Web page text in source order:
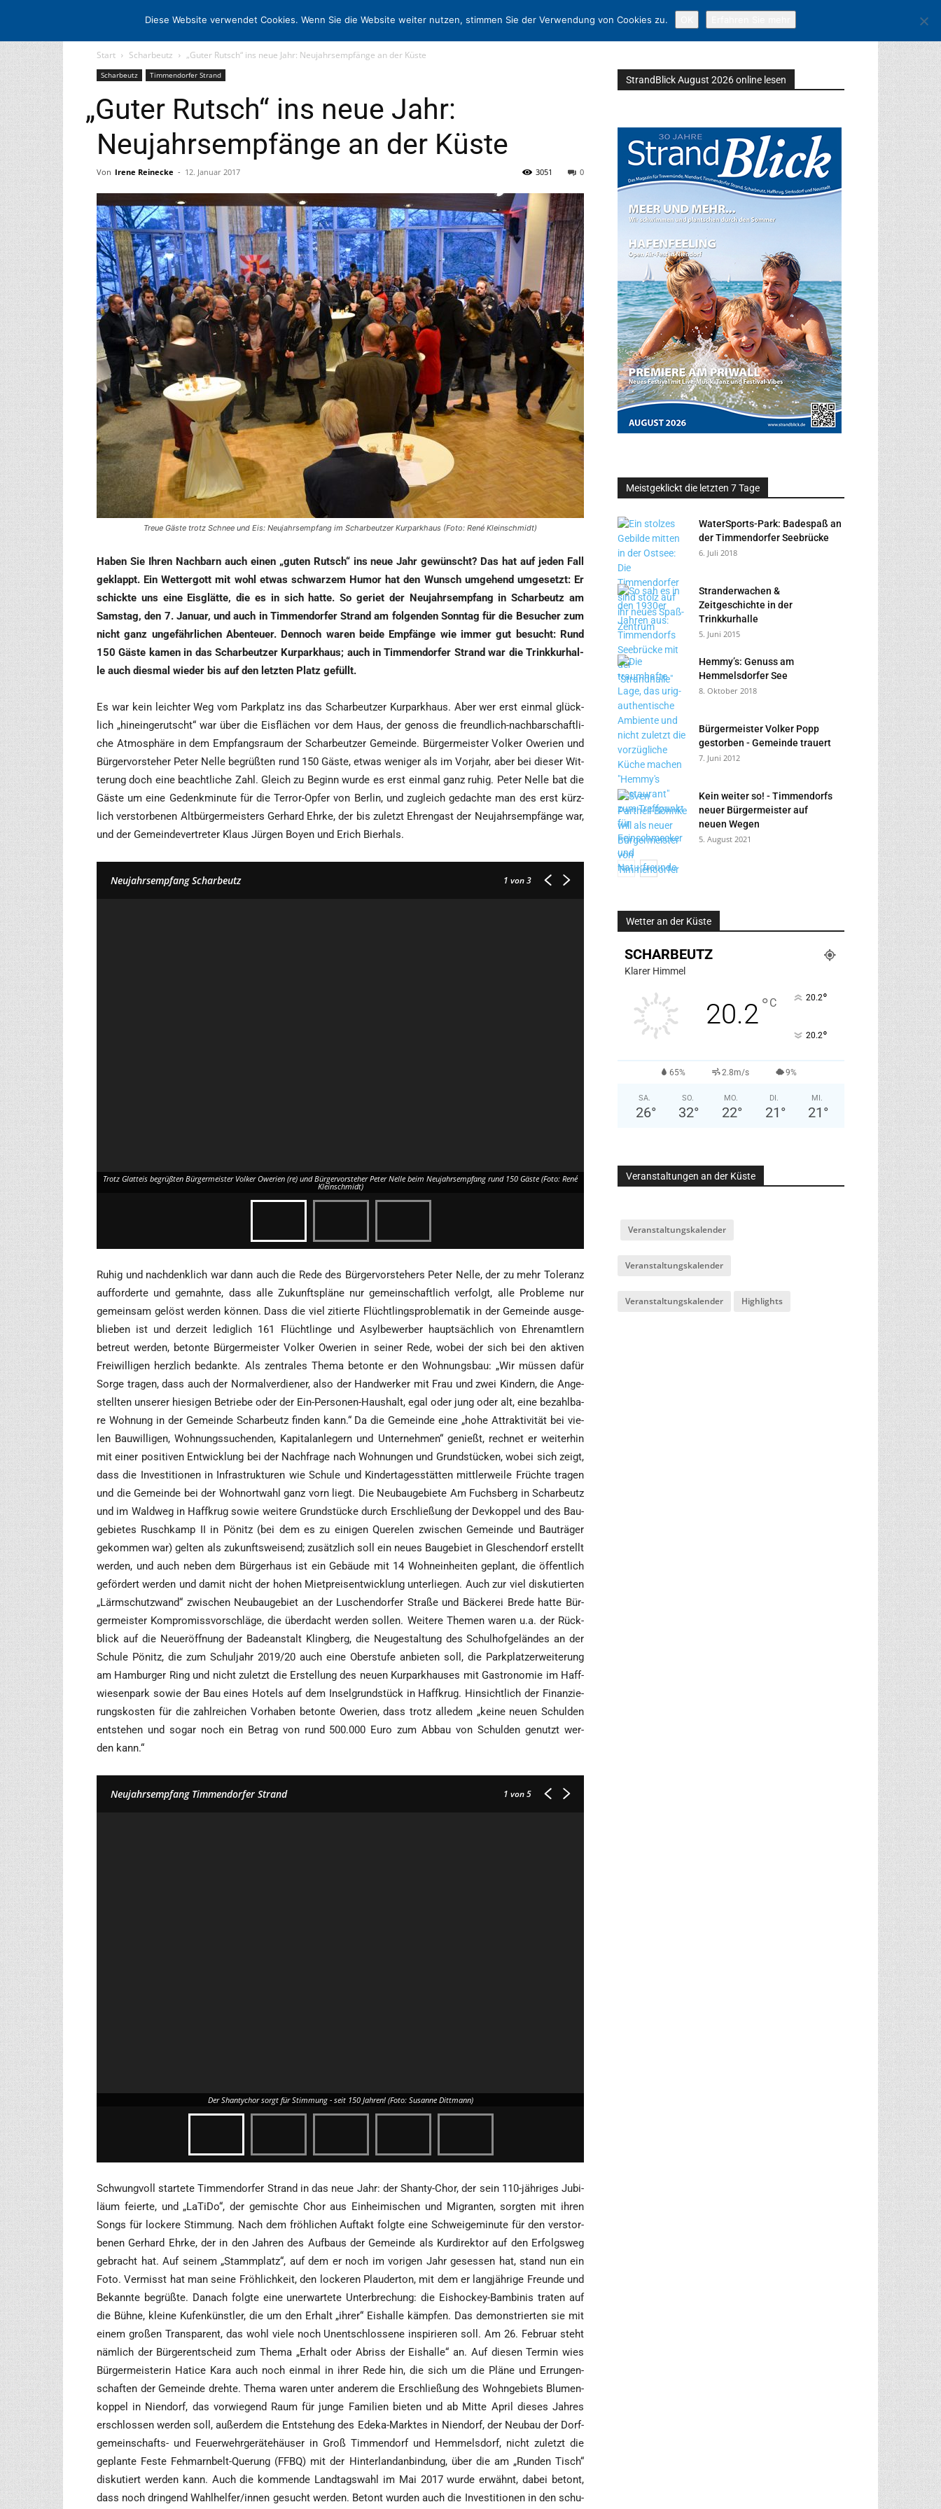
STARTSEITE ARCHIV MEDIADATEN KONTAKT
Start Scharbeutz „Guter Rutsch“ ins neue Jahr: Neujahrsempfänge an der Küste
Scharbeutz Timmendorfer Strand
„Guter Rutsch“ ins neue Jahr:
Neujahrsempfänge an der Küste
Von Irene Reinecke - 12. Januar 2017 0
3051
Treue Gäste trotz Schnee und Eis: Neujahrsempfang im Scharbeutzer Kurparkhaus (Foto: René Kleinschmidt)
Haben Sie Ihren Nach­barn auch einen „guten Rutsch“ ins neue Jahr gewünscht? Das hat auf jeden Fall
geklappt. Ein Wet­ter­gott mit wohl etwas schwar­zem Humor hat den Wunsch umge­hend umge­setzt: Er
schick­te uns eine Eis­glät­te, die es in sich hat­te. So geriet der Neu­jahrs­emp­fang in Schar­beutz am
Sams­tag, den 7. Janu­ar, und auch in Tim­men­dor­fer Strand am fol­gen­den Sonn­tag für die Besu­cher zum
nicht ganz unge­fähr­li­chen Aben­teu­er. Den­noch waren bei­de Emp­fän­ge wie immer gut besucht: Rund
150 Gäs­te kamen in das Schar­beut­zer Kur­park­haus; auch in Tim­men­dor­fer Strand war die Trink­kur­hal­
le auch dies­mal wie­der bis auf den letz­ten Platz gefüllt.
Es war kein leich­ter Weg vom Park­platz ins das Schar­beut­zer Kur­park­haus. Aber wer erst ein­mal glück­
lich „hin­ein­ge­rutscht“ war über die Eis­flä­chen vor dem Haus, der genoss die freund­lich-nach­bar­schaft­li­
che Atmo­sphä­re in dem Emp­fangs­raum der Schar­beut­zer Gemein­de. Bür­ger­meis­ter Vol­ker Owe­ri­en und
Bür­ger­vor­ste­her Peter Nel­le begrüß­ten rund 150 Gäs­te, etwas weni­ger als im Vor­jahr, aber bei die­ser Wit­
te­rung doch eine beacht­li­che Zahl. Gleich zu Beginn wur­de es erst ein­mal ganz ruhig. Peter Nel­le bat die
Gäs­te um eine Gedenk­mi­nu­te für die Ter­ror-Opfer von Ber­lin, und zugleich gedach­te man des erst kürz­
lich ver­stor­be­nen Alt­bür­ger­meis­ters Ger­hard Ehr­ke, der bis zuletzt Ehren­gast der Neu­jahrs­emp­fän­ge war,
und der Gemein­de­ver­tre­ter Klaus Jür­gen Boy­en und Erich Bierhals.
Neu­jahrs­emp­fang Scharbeutz 1 von 3
Trotz Glatt­eis begrüß­ten Bür­ger­meis­ter Vol­ker Owe­ri­en (re) und Bür­ger­vor­ste­her Peter Nel­le beim Neu­jahrs­emp­fang rund 150 Gäs­te (Foto: René
Kleinschmidt) Das Kay-Wei­de­mann-Trio sorg­te beim Neu­jahrs­emp­fang für den musi­ka­li­schen Rah­men
Ruhig und nach­denk­lich war dann auch die Rede des Bür­ger­vor­ste­hers Peter Nel­le, der zu mehr Tole­ranz
auf­for­der­te und gemahn­te, dass alle Zukunfts­plä­ne nur gemein­schaft­lich ver­folgt, alle Pro­ble­me nur
gemein­sam gelöst wer­den kön­nen. Dass die viel zitier­te Flücht­lings­pro­ble­ma­tik in der Gemein­de aus­ge­
blie­ben ist und der­zeit ledig­lich 161 Flücht­lin­ge und Asyl­be­wer­ber haupt­säch­lich von Ehren­amt­lern
betreut wer­den, beton­te Bür­ger­meis­ter Vol­ker Owe­ri­en in sei­ner Rede, wobei der sich bei den akti­ven
Frei­wil­li­gen herz­lich bedank­te. Als zen­tra­les The­ma beton­te er den Woh­nungs­bau: „Wir müs­sen dafür
Sor­ge tra­gen, dass auch der Nor­mal­ver­die­ner, also der Hand­wer­ker mit Frau und zwei Kin­dern, die Ange­
stell­ten unse­rer hie­si­gen Betrie­be oder der Ein-Per­so­nen-Haus­halt, egal oder jung oder alt, eine bezahl­ba­
re Woh­nung in der Gemein­de Schar­beutz fin­den kann.“ Da die Gemein­de eine „hohe Attrak­ti­vi­tät bei vie­
len Bau­wil­li­gen, Woh­nungs­su­chen­den, Kapi­tal­an­le­gern und Unter­neh­men“ genießt, rech­net er wei­ter­hin
mit einer posi­ti­ven Ent­wick­lung bei der Nach­fra­ge nach Woh­nun­gen und Grund­stü­cken, wobei sich zeigt,
dass die Inves­ti­tio­nen in Infra­struk­tu­ren wie Schu­le und Kin­der­ta­ges­stät­ten mitt­ler­wei­le Früch­te tra­gen
und die Gemein­de bei der Wohn­ort­wahl ganz vorn liegt. Die Neu­bau­ge­bie­te Am Fuchs­berg in Schar­beutz
und im Wald­weg in Haff­krug sowie wei­te­re Grund­stü­cke durch Erschlie­ßung der Dev­kop­pel und des Bau­
ge­bie­tes Rusch­kamp II in Pönitz (bei dem es zu eini­gen Que­re­len zwi­schen Gemein­de und Bau­trä­ger
gekom­men war) gel­ten als zukunfts­wei­send; zusätz­lich soll ein neu­es Bau­ge­biet in Gle­schen­dorf erstellt
wer­den, und auch neben dem Bür­ger­haus ist ein Gebäu­de mit 14 Wohn­ein­hei­ten geplant, die öffent­lich
geför­dert wer­den und damit nicht der hohen Miet­preis­ent­wick­lung unter­lie­gen. Auch zur viel dis­ku­tier­ten
„Lärm­schutz­wand“ zwi­schen Neu­bau­ge­biet an der Luschen­dor­fer Stra­ße und Bäcke­rei Bre­de hat­te Bür­
ger­meis­ter Kom­pro­miss­vor­schlä­ge, die über­dacht wer­den sol­len. Wei­te­re The­men waren u.a. der Rück­
blick auf die Neu­eröff­nung der Bade­an­stalt Kling­berg, die Neu­ge­stal­tung des Schul­hof­ge­län­des an der
Schu­le Pönitz, die zum Schul­jahr 2019/20 auch eine Ober­stu­fe anbie­ten soll, die Park­platz­erwei­te­rung
am Ham­bur­ger Ring und nicht zuletzt die Erstel­lung des neu­en Kur­park­hau­ses mit Gas­tro­no­mie im Haff­
wie­sen­park sowie der Bau eines Hotels auf dem Insel­grund­stück in Haff­krug. Hin­sicht­lich der Finan­zie­
rungs­kos­ten für die zahl­rei­chen Vor­ha­ben beton­te Owe­ri­en, dass trotz alle­dem „kei­ne neu­en Schul­den
ent­ste­hen und sogar noch ein Betrag von rund 500.000 Euro zum Abbau von Schul­den genutzt wer­
den kann.“
Neu­jahrs­emp­fang Tim­men­dor­fer Strand 1 von 5
Der Shan­ty­chor sorgt für Stim­mung - seit 150 Jah­ren! (Foto: Susan­ne Dittmann)
Schwung­voll star­te­te Tim­men­dor­fer Strand in das neue Jahr: der Shan­ty-Chor, der sein 110-jäh­ri­ges Jubi­
lä­um fei­er­te, und „LaTi­Do“, der gemisch­te Chor aus Ein­hei­mi­schen und Migran­ten, sorg­ten mit ihren
Songs für locke­re Stim­mung. Nach dem fröh­li­chen Auf­takt folg­te eine Schwei­ge­mi­nu­te für den ver­stor­
be­nen Ger­hard Ehr­ke, der in den Jah­ren des Auf­baus der Gemein­de als Kur­di­rek­tor auf den Erfolgs­weg
gebracht hat. Auf sei­nem „Stamm­platz“, auf dem er noch im vori­gen Jahr geses­sen hat, stand nun ein
Foto. Ver­misst hat man sei­ne Fröh­lich­keit, den locke­ren Plau­der­ton, mit dem er lang­jäh­ri­ge Freun­de und
Bekann­te begrüß­te. Danach folg­te eine uner­war­te­te Unter­bre­chung: die Eis­ho­ckey-Bam­bi­nis tra­ten auf
die Büh­ne, klei­ne Kufen­künst­ler, die um den Erhalt „ihrer“ Eis­hal­le kämp­fen. Das demons­trier­ten sie mit
einem gro­ßen Trans­pa­rent, das wohl vie­le noch Unent­schlos­se­ne inspi­rie­ren soll. Am 26. Febru­ar steht
näm­lich der Bür­ger­ent­scheid zum The­ma „Erhalt oder Abriss der Eis­hal­le“ an. Auf die­sen Ter­min wies
Bür­ger­meis­te­rin Hati­ce Kara auch noch ein­mal in ihrer Rede hin, die sich um die Plä­ne und Errun­gen­
schaf­ten der Gemein­de dreh­te. The­ma waren unter ande­rem die Erschlie­ßung des Wohn­ge­biets Blu­men­
kop­pel in Nien­dorf, das vor­wie­gend Raum für jun­ge Fami­li­en bie­ten und ab Mit­te April die­ses Jah­res
erschlos­sen wer­den soll, außer­dem die Ent­ste­hung des Ede­ka-Mark­tes in Nien­dorf, der Neu­bau der Dorf­
ge­mein­schafts- und Feu­er­wehr­ge­rä­te­häu­ser in Groß Tim­men­dorf und Hem­mels­dorf, nicht zuletzt die
geplan­te Fes­te Feh­marn­belt-Que­rung (FFBQ) mit der Hin­ter­land­an­bin­dung, über die am „Run­den Tisch“
dis­ku­tiert wer­den kann. Auch die kom­men­de Land­tags­wahl im Mai 2017 wur­de erwähnt, dabei betont,
dass noch drin­gend Wahlhelfer/innen gesucht wer­den. Betont wur­den auch die Inves­ti­tio­nen in den schu­
StrandBlick August 2026 online lesen
Meistgeklickt die letzten 7 Tage
WaterSports-Park: Badespaß an
der Timmendorfer Seebrücke
6. Juli 2018
Stranderwachen &
Zeitgeschichte in der
Trinkkurhalle
5. Juni 2015
Hemmy’s: Genuss am
Hemmelsdorfer See
8. Oktober 2018
Bürgermeister Volker Popp
gestorben - Gemeinde trauert
7. Juni 2012
Kein weiter so! - Timmendorfs
neuer Bürgermeister auf
neuen Wegen
5. August 2021
Wetter an der Küste
SCHARBEUTZ
Klarer Himmel
20.2°C 20.2°
20.2°
65% 2.8m/s 9%
SA.
26°
SO.
32°
MO.
22°
DI.
21 °
MI.
21 °
Veranstaltungen an der Küste
Veranstaltungskalender
Veranstaltungskalender
Veranstaltungskalender Highlights
Diese Website verwendet Cookies. Wenn Sie die Website weiter nutzen, stimmen Sie der Verwendung von Cookies zu.